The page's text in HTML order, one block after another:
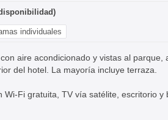
individuales
aire acondicionado y vistas al parque,
del hotel. La mayoría incluye terraza.
Wi-Fi gratuita, TV vía satélite, escritorio y